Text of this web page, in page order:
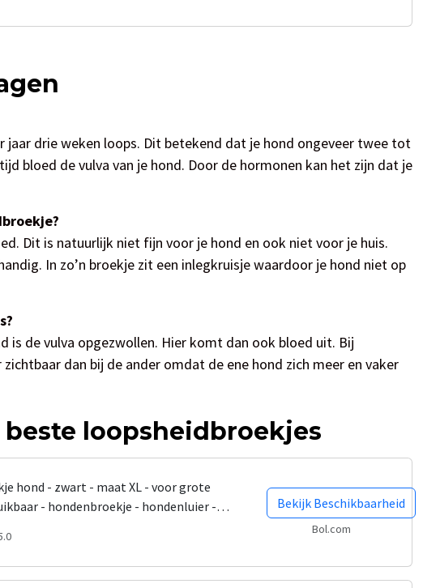
jaar drie weken loops. Dit betekend dat je hond ongeveer twee tot
bloed de vulva van je hond. Door de hormonen kan het zijn dat je
Dit is natuurlijk niet fijn voor je hond en ook niet voor je huis.
In zo’n broekje zit een inlegkruisje waardoor je hond niet op
is de vulva opgezwollen. Hier komt dan ook bloed uit. Bij
dan bij de ander omdat de ene hond zich meer en vaker
beste loopsheidbroekjes
hond - zwart - maat XL - voor grote
- hondenbroekje - hondenluier -
- voorkomt ongewenste...
Bekijk Beschikbaarheid
Bol.com